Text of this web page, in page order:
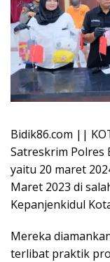
Bidik86.com ||
Satreskrim Polres
yaitu 20 maret
Maret 2023 di
Kepanjenkidul
Mereka
terlibat praktik